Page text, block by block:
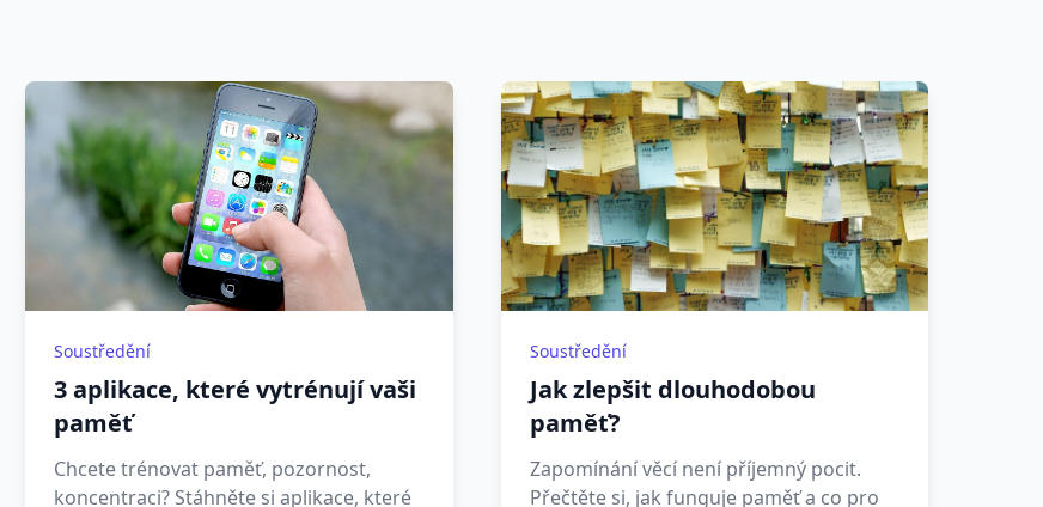
Soustředění
3 aplikace, které vytrénují vaši
paměť
Chcete trénovat paměť, pozornost,
koncentraci? Stáhněte si aplikace, které
Soustředění
Jak zlepšit dlouhodobou
paměť?
Zapomínání věcí není příjemný pocit.
Přečtěte si, jak funguje paměť a co pro